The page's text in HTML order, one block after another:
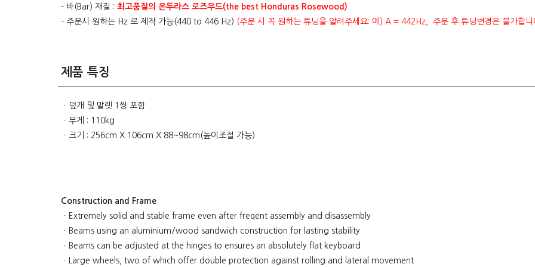
- 바(Bar) 재질 : 최고품질의 온두라스 로즈우드(the best Honduras Rosewood)
- 주문시 원하는 Hz 로 제작 가능(440 to 446 Hz) (주문 시 꼭 원하는 튜닝을 알려주세요: 예) A = 442Hz, 주문 후 튜닝변경은 불가합니
제품 특징
ㆍ덮개 및 말렛 1쌍 포함
ㆍ무게 : 110kg
ㆍ크기 : 256cm X 106cm X 88~98cm(높이조절 가능)
Construction and Frame
ㆍExtremely solid and stable frame even after freqent assembly and disassembly
ㆍBeams using an aluminium/wood sandwich construction for lasting stability
ㆍBeams can be adjusted at the hinges to ensures an absolutely flat keyboard
ㆍLarge wheels, two of which offer double protection against rolling and lateral movement